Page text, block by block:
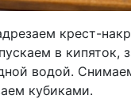
крест-
в кипяток,
водой.
кубиками.